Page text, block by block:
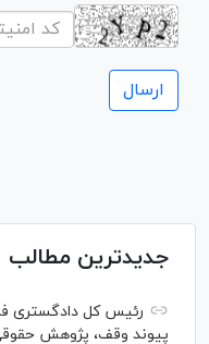
جدیدترین مطالب
رئیس کل دادگستری
پیوند وقف، پژوهش